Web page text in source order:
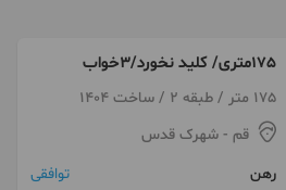
175متری/ کلید نخورد/3خواب
175 متر / طبقه 2 / ساخت 1404
قم - شهرک قدس
رهن
توافقی